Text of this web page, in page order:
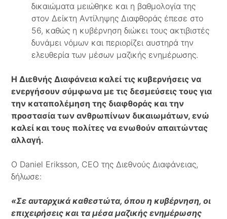
δικαιώματα μειώθηκε και η βαθμολογία της
στον Δείκτη Αντίληψης Διαφθοράς έπεσε στο
56, καθώς η κυβέρνηση διώκει τους ακτιβιστές
δυνάμει νόμων και περιορίζει αυστηρά την
ελευθερία των μέσων μαζικής ενημέρωσης.
Η Διεθνής Διαφάνεια καλεί τις κυβερνήσεις να
ενεργήσουν σύμφωνα με τις δεσμεύσεις τους για
την καταπολέμηση της διαφθοράς και την
προστασία των ανθρωπίνων δικαιωμάτων, ενώ
καλεί και τους πολίτες να ενωθούν απαιτώντας
αλλαγή.
Ο Daniel Eriksson, CEO της Διεθνούς Διαφάνειας,
δήλωσε:
«Σε αυταρχικά καθεστώτα, όπου η κυβέρνηση, οι
επιχειρήσεις και τα μέσα μαζικής ενημέρωσης